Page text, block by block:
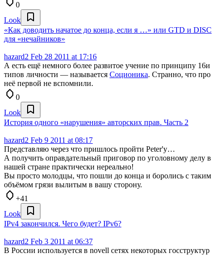
0
Look
«Как доводить начатое до конца, если я …» или GTD и DISC
для «нечайников»
hazard2 Feb 28 2011 at 17:16
А есть ещё немного более развитое учение по принципу 16и
типов личности — называется Соционика. Странно, что про
неё первой не вспомнили.
0
Look
История одного «нарушения» авторских прав. Часть 2
hazard2 Feb 9 2011 at 08:17
Представляю через что пришлось пройти Peter'у…
А получить оправдательный приговор по уголовному делу в
нашей стране практически нереально!
Вы просто молодцы, что пошли до конца и боролись с таким
объёмом грязи вылитым в вашу сторону.
+41
Look
IPv4 закончился. Чего будет? IPv6?
hazard2 Feb 3 2011 at 06:37
В России используется в novell сетях некоторых госструктур